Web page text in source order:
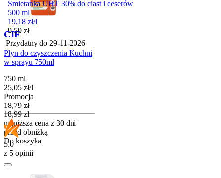
Śmietanka UHT 30% do ciast i deserów
500 ml
19,18 zł/l
Cena
9,59 zł
Przydatny do 29-11-2026
CIF
Płyn do czyszczenia Kuchni
w sprayu 750ml
750 ml
25,05 zł/l
Promocja
Cena promocyjna
18,79 zł
18,99 zł
najniższa cena z 30 dni
przed obniżką
Do koszyka
5.0
z 5 opinii